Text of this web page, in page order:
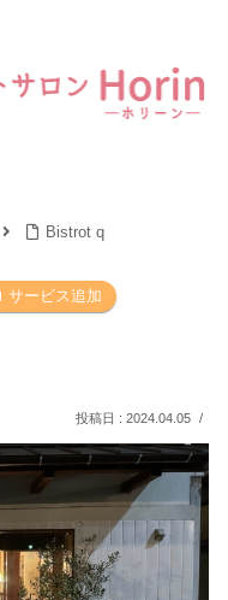
Bistrot q
サービス追加
2024.04.05